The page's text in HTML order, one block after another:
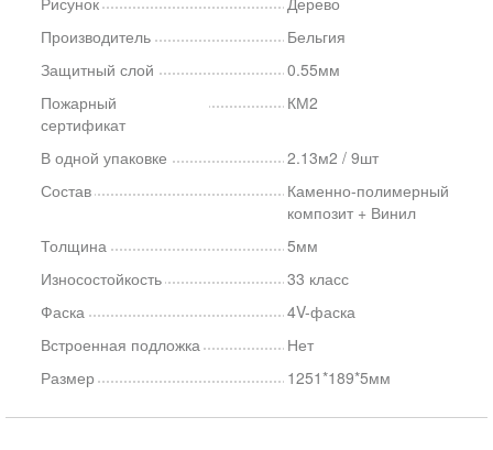
Производитель
Бельгия
Защитный слой
0.55мм
Пожарный
сертификат
КМ2
В одной упаковке
2.13м2 / 9шт
Состав
Каменно-полимерный
композит + Винил
Толщина
5мм
Износостойкость
33 класс
Фаска
4V-фаска
Встроенная подложка
Нет
Размер
1251*189*5мм